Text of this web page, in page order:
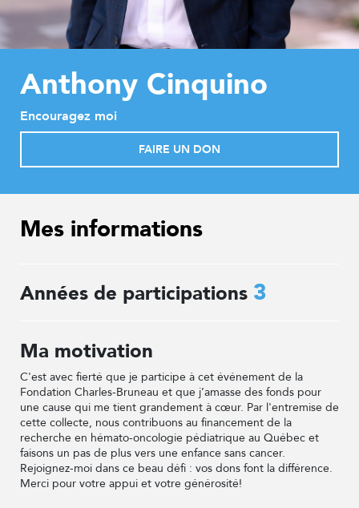
Anthony Cinquino
Encouragez moi
FAIRE UN DON
Mes informations
Années de participations 3
Ma motivation
C'est avec fierté que je participe à cet événement de la
Fondation Charles-Bruneau et que j’amasse des fonds pour
une cause qui me tient grandement à cœur. Par l'entremise de
cette collecte, nous contribuons au financement de la
recherche en hémato-oncologie pédiatrique au Québec et
faisons un pas de plus vers une enfance sans cancer.
Rejoignez-moi dans ce beau défi : vos dons font la différence.
Merci pour votre appui et votre générosité!